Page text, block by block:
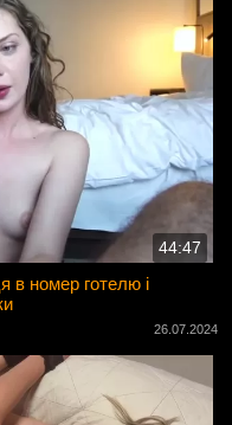
44:47
в номер готелю і
26.07.2024